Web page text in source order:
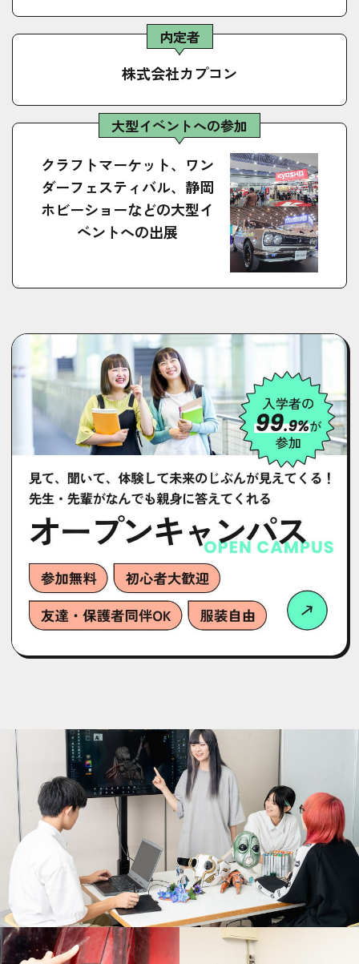
内定者
株式会社カプコン
大型イベントへの参加
クラフトマーケット、ワン
ダーフェスティバル、静岡
ホビーショーなどの大型イ
ベントへの出展